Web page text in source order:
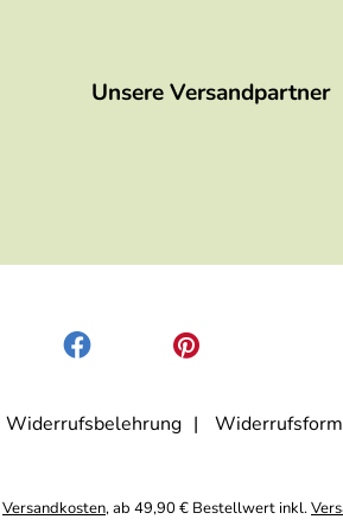
Unsere Versandpartner
Widerrufsbelehrung
Versandkosten, ab 49,90 € Bestellwert inkl.